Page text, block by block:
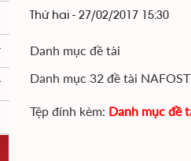
Thứ hai - 27/02/2017 15:30
Danh mục đề tài
Danh mục 32 đề tài
Tệp đính kèm: Danh mục đề